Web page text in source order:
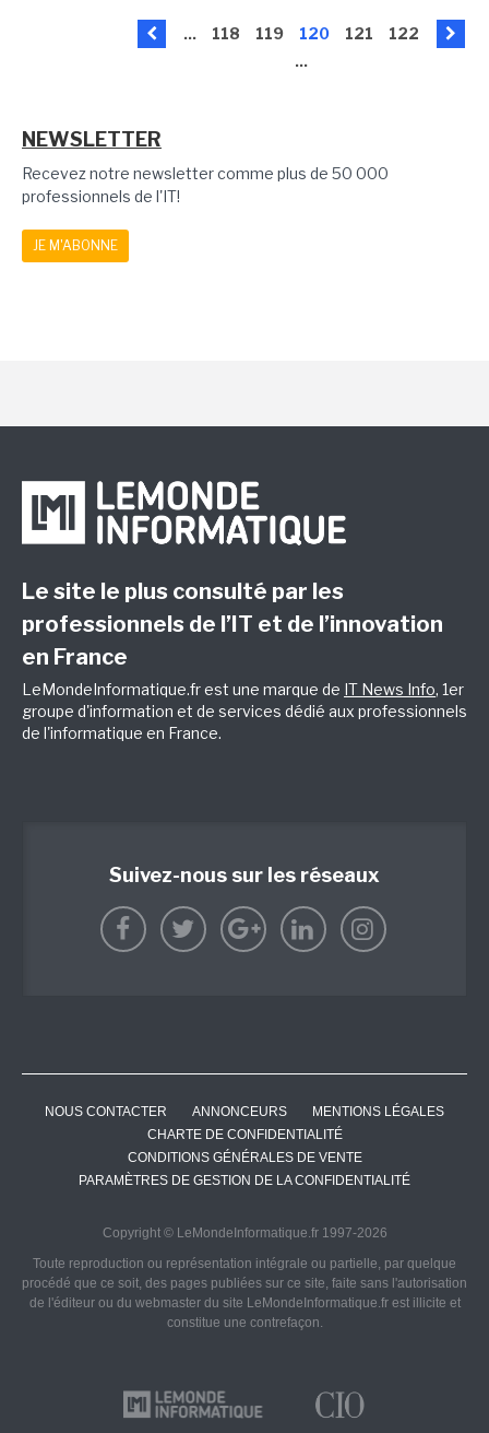
... 118 119 120 121
122
...
NEWSLETTER
Recevez notre newsletter comme plus de 50 000
professionnels de l'IT!
JE M'ABONNE
Le site le plus consulté par les
professionnels de l’IT et de l’innovation
en France
LeMondeInformatique.fr est une marque de IT News Info, 1er
groupe d'information et de services dédié aux professionnels
de l'informatique en France.
Suivez-nous sur les réseaux
NOUS CONTACTER ANNONCEURS
MENTIONS LÉGALES
CHARTE DE CONFIDENTIALITÉ
CONDITIONS GÉNÉRALES DE VENTE
PARAMÈTRES DE GESTION DE LA CONFIDENTIALITÉ
Copyright © LeMondeInformatique.fr 1997-2026
Toute reproduction ou représentation intégrale ou partielle, par quelque
procédé que ce soit, des pages publiées sur ce site, faite sans l'autorisation
de l'éditeur ou du webmaster du site LeMondeInformatique.fr est illicite et
constitue une contrefaçon.